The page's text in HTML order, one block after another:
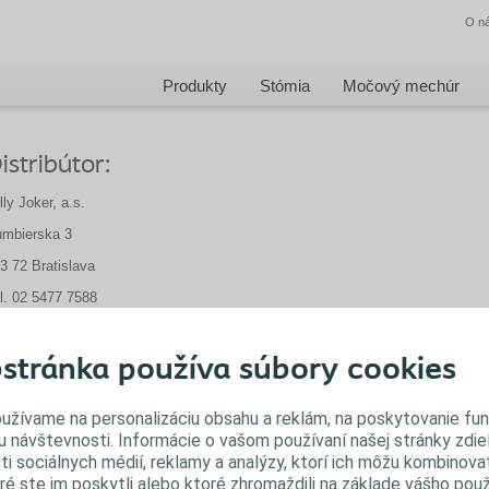
používa súbory cookies
na personalizáciu obsahu a reklám, na poskytovanie
návštevnosti. Informácie o vašom používaní našej stránky
sociálnych médií, reklamy a analýzy, ktorí ich môžu
ste im poskytli alebo ktoré zhromaždili na základe vášho
O
Produkty Stómia Močový mechúr
Joker, a.s.
3
72 Bratislava
02 5477 7588
joker.sk
služba:
JJ, s.r.o.